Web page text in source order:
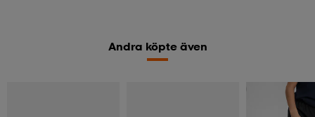
Andra köpte även
Kampanj -25%